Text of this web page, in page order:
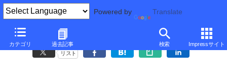
Powered by Translate
カテゴリ 過去記事 検索 Impressサイト
東芝、HynixとMRAM技術を共同開発
リスト